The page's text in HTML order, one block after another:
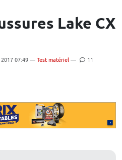
Lake CX
2017 07:49 — Test matériel — 11